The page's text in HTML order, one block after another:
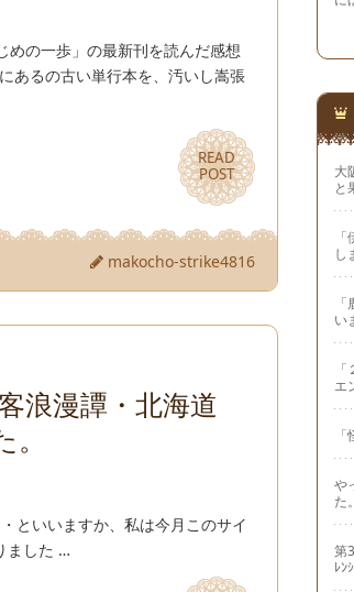
の一歩」の最新刊を読んだ感想
るの古い単行本を、汚いし嵩張
READ
POST
READ
POST
makocho-strike4816
浪漫譚・北海道
といいますか、私は今月このサイ
ました …
大
と
し
い
エ
や
た。
第
ﾚﾝ